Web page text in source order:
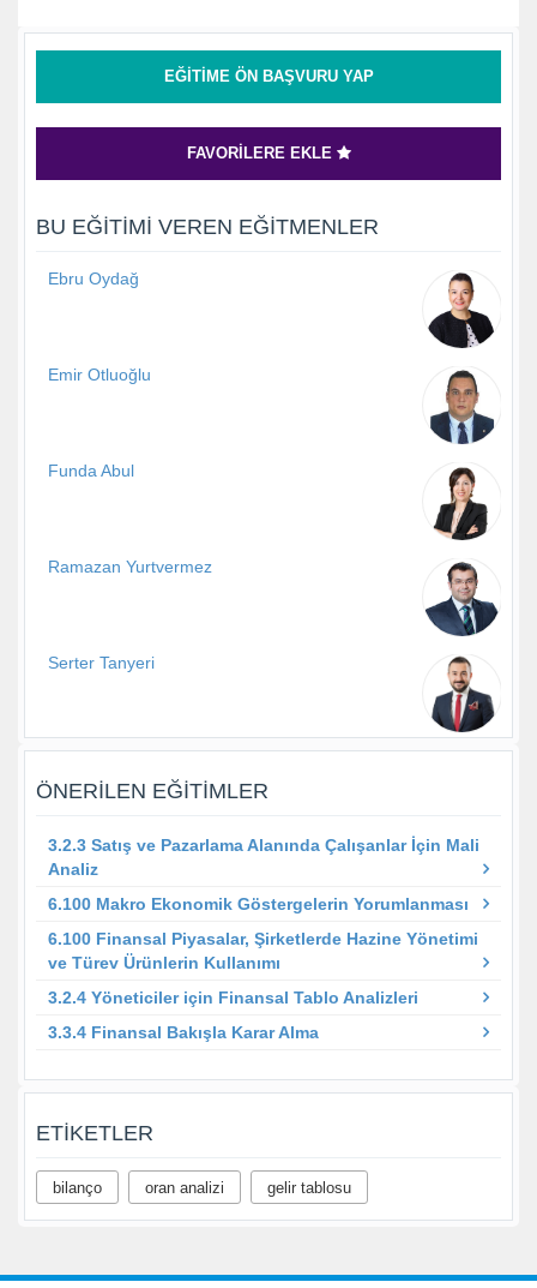
EĞITIME ÖN BAŞVURU YAP
FAVORILERE EKLE
BU EĞITIMI VEREN EĞITMENLER
Ebru Oydağ
Emir Otluoğlu
Funda Abul
Ramazan Yurtvermez
Serter Tanyeri
ÖNERILEN EĞITIMLER
3.2.3 Satış ve Pazarlama Alanında Çalışanlar İçin Mali
Analiz
6.100 Makro Ekonomik Göstergelerin Yorumlanması
6.100 Finansal Piyasalar, Şirketlerde Hazine Yönetimi
ve Türev Ürünlerin Kullanımı
3.2.4 Yöneticiler için Finansal Tablo Analizleri
3.3.4 Finansal Bakışla Karar Alma
ETIKETLER
bilanço oran analizi gelir tablosu